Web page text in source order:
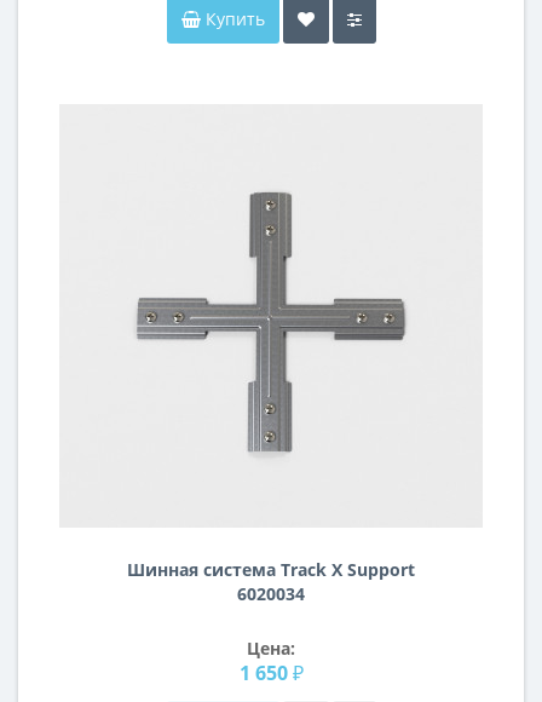
Купить
Шинная система Track X Support
6020034
Цена:
1 650 ₽